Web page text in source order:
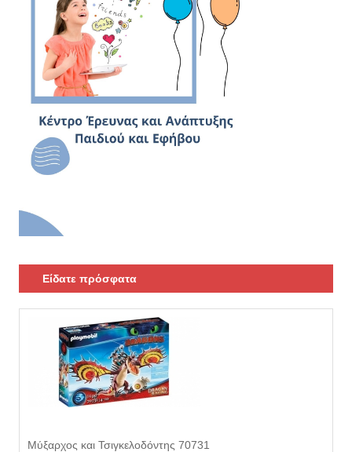
Είδατε πρόσφατα
Μύξαρχος και Τσιγκελοδόντης 70731